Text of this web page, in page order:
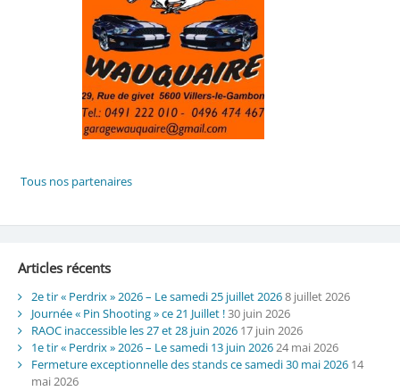
Tous nos partenaires
Articles récents
2e tir « Perdrix » 2026 – Le samedi 25 juillet 20268 juillet 2026
Journée « Pin Shooting » ce 21 Juillet !30 juin 2026
RAOC inaccessible les 27 et 28 juin 2026 17 juin 2026
1e tir « Perdrix » 2026 – Le samedi 13 juin 202624 mai 2026
Fermeture exceptionnelle des stands ce samedi 30 mai 2026 14
mai 2026